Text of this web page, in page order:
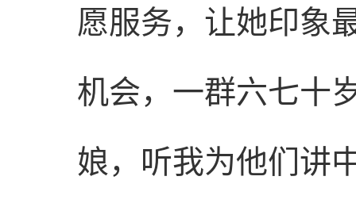
愿服务，让她印象
机会，一群六七十
娘，听我为他们讲